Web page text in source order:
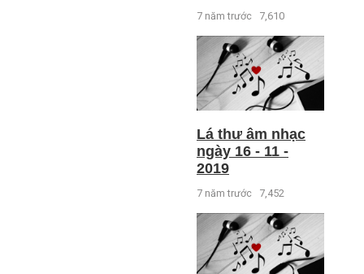
7 năm trước 7,610
Lá thư âm nhạc
ngày 16 - 11 -
2019
7 năm trước 7,452